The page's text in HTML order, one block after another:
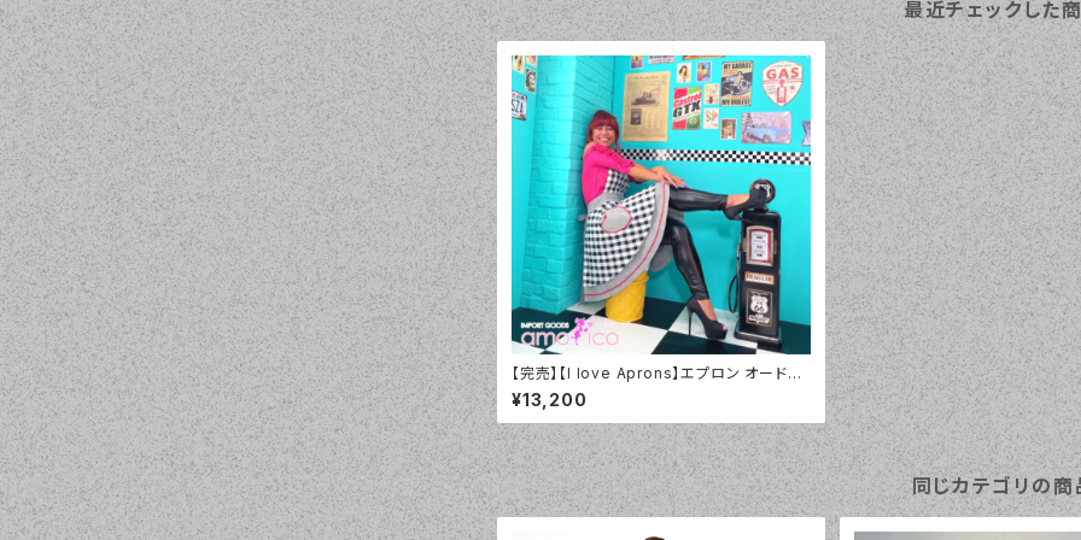
最近チェックした
【完売】【I love Aprons】エプロン オードリ
ー
¥13,200
同じカテゴリの商